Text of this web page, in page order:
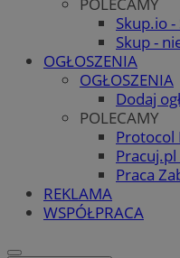
Skup.io
Skup -
OGŁOSZENIA
OGŁOSZENIA
Dodaj
POLECAMY
Protocol
Praca
REKLAMA
WSPÓŁPRACA